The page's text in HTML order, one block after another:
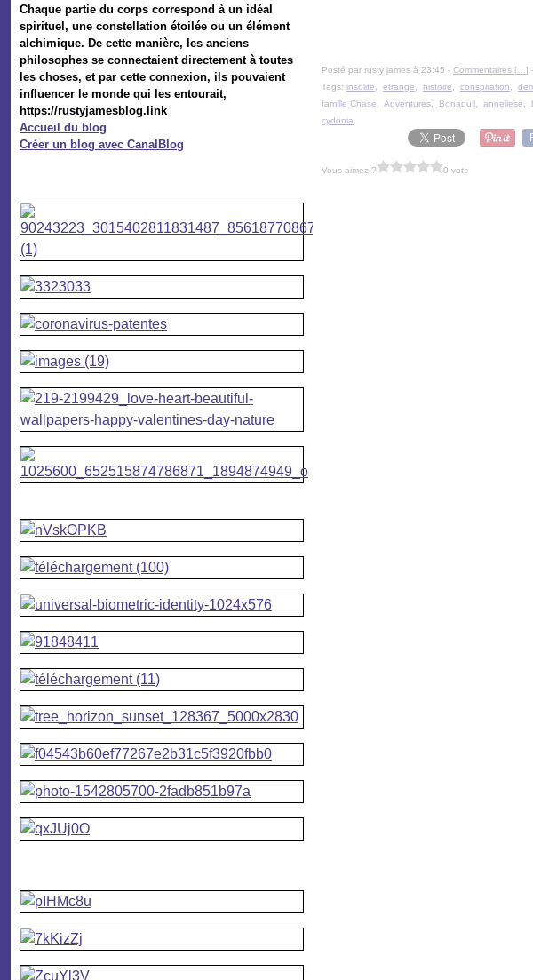
Chaque partie du corps correspond à un idéal
spirituel, une constellation étoilée ou un élément
alchimique. De cette manière, les anciens
philosophes se connectaient directement à toutes
les choses, et par cette connexion, ils pouvaient
influencer le monde qui les entourait,
https://rustyjamesblog.link
Accueil du blog
Créer un blog avec CanalBlog
Posté par rusty james à 23:45 - Commentaires [ ]
Tags: insolite etrange histoire conspiration
famille Chase
Adventures Bonaguil anneliese
cydonia
Vous aimez ? 0 vote